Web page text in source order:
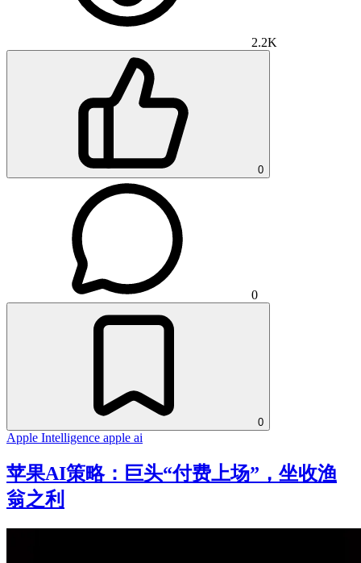
2.2K
0
0
0
Apple Intelligence apple ai
苹果AI策略：巨头“付费上场”，坐收渔
翁之利